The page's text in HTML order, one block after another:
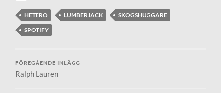
HETERO LUMBERJACK
SKOGSHUGGARE
SPOTIFY
FÖREGÅENDE INLÄGG
Ralph Lauren